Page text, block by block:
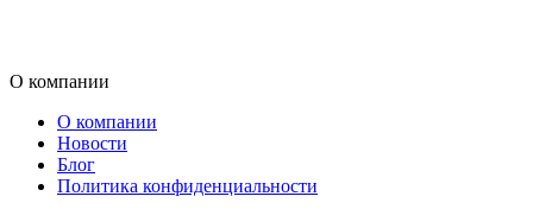
О компании
О компании
Новости
Блог
Политика конфиденциальности